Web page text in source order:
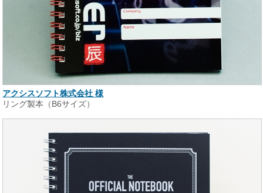
アクシスソフト株式会社 様
リング製本（B6サイズ）